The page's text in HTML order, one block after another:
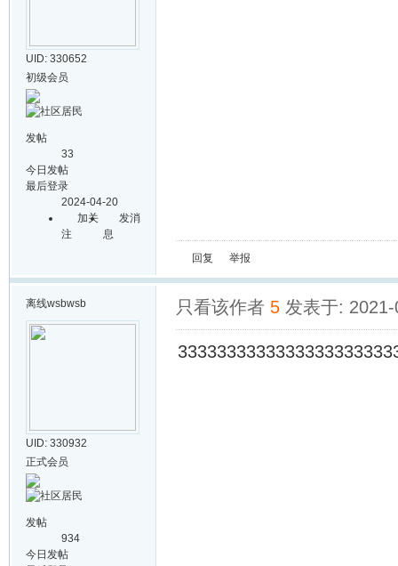
UID: 330652
初级会员
发帖
33
今日发帖
最后登录
2024-04-20
加关
注
发消
息
回复 举报
离线wsbwsb
UID: 330932
正式会员
发帖
934
今日发帖
只看该作者 5 发表于: